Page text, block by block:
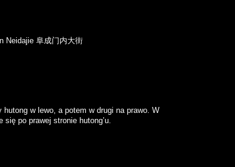
Neidajie 阜成门内大街
w lewo, a potem w drugi na prawo. W
po prawej stronie hutong’u.